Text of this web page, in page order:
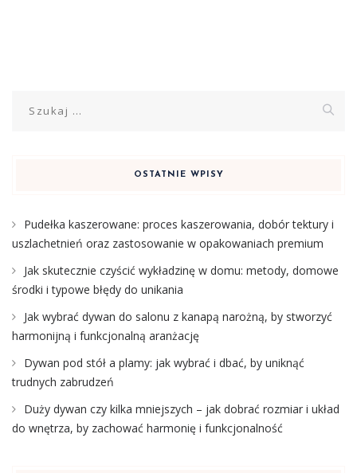
OSTATNIE WPISY
Pudełka kaszerowane: proces kaszerowania, dobór tektury i
uszlachetnień oraz zastosowanie w opakowaniach premium
Jak skutecznie czyścić wykładzinę w domu: metody, domowe
środki i typowe błędy do unikania
Jak wybrać dywan do salonu z kanapą narożną, by stworzyć
harmonijną i funkcjonalną aranżację
Dywan pod stół a plamy: jak wybrać i dbać, by uniknąć
trudnych zabrudzeń
Duży dywan czy kilka mniejszych – jak dobrać rozmiar i układ
do wnętrza, by zachować harmonię i funkcjonalność